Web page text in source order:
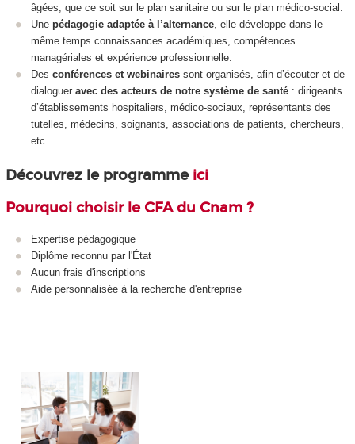
âgées, que ce soit sur le plan sanitaire ou sur le plan médico-social.
Une pédagogie adaptée à l’alternance, elle développe dans le
même temps connaissances académiques, compétences
managériales et expérience professionnelle.
Des conférences et webinaires sont organisés, afin d’écouter et de
dialoguer avec des acteurs de notre système de santé : dirigeants
d’établissements hospitaliers, médico-sociaux, représentants des
tutelles, médecins, soignants, associations de patients, chercheurs,
etc...
Découvrez le programme ici
Pourquoi choisir le CFA du Cnam ?
Expertise pédagogique
Diplôme reconnu par l'État
Aucun frais d'inscriptions
Aide personnalisée à la recherche d'entreprise